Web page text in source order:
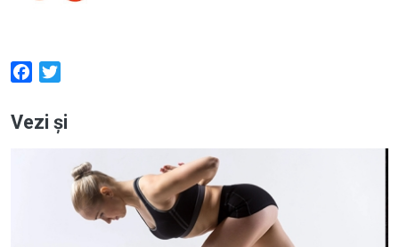
Facebook
Vezi și